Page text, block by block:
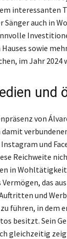
interessanten
Sänger auch in
Hauses sowie
im Jahr
und
von
damit
und
Reichweite
in
das
und
führen, in dem
besitzt. Sein
gleichzeitig